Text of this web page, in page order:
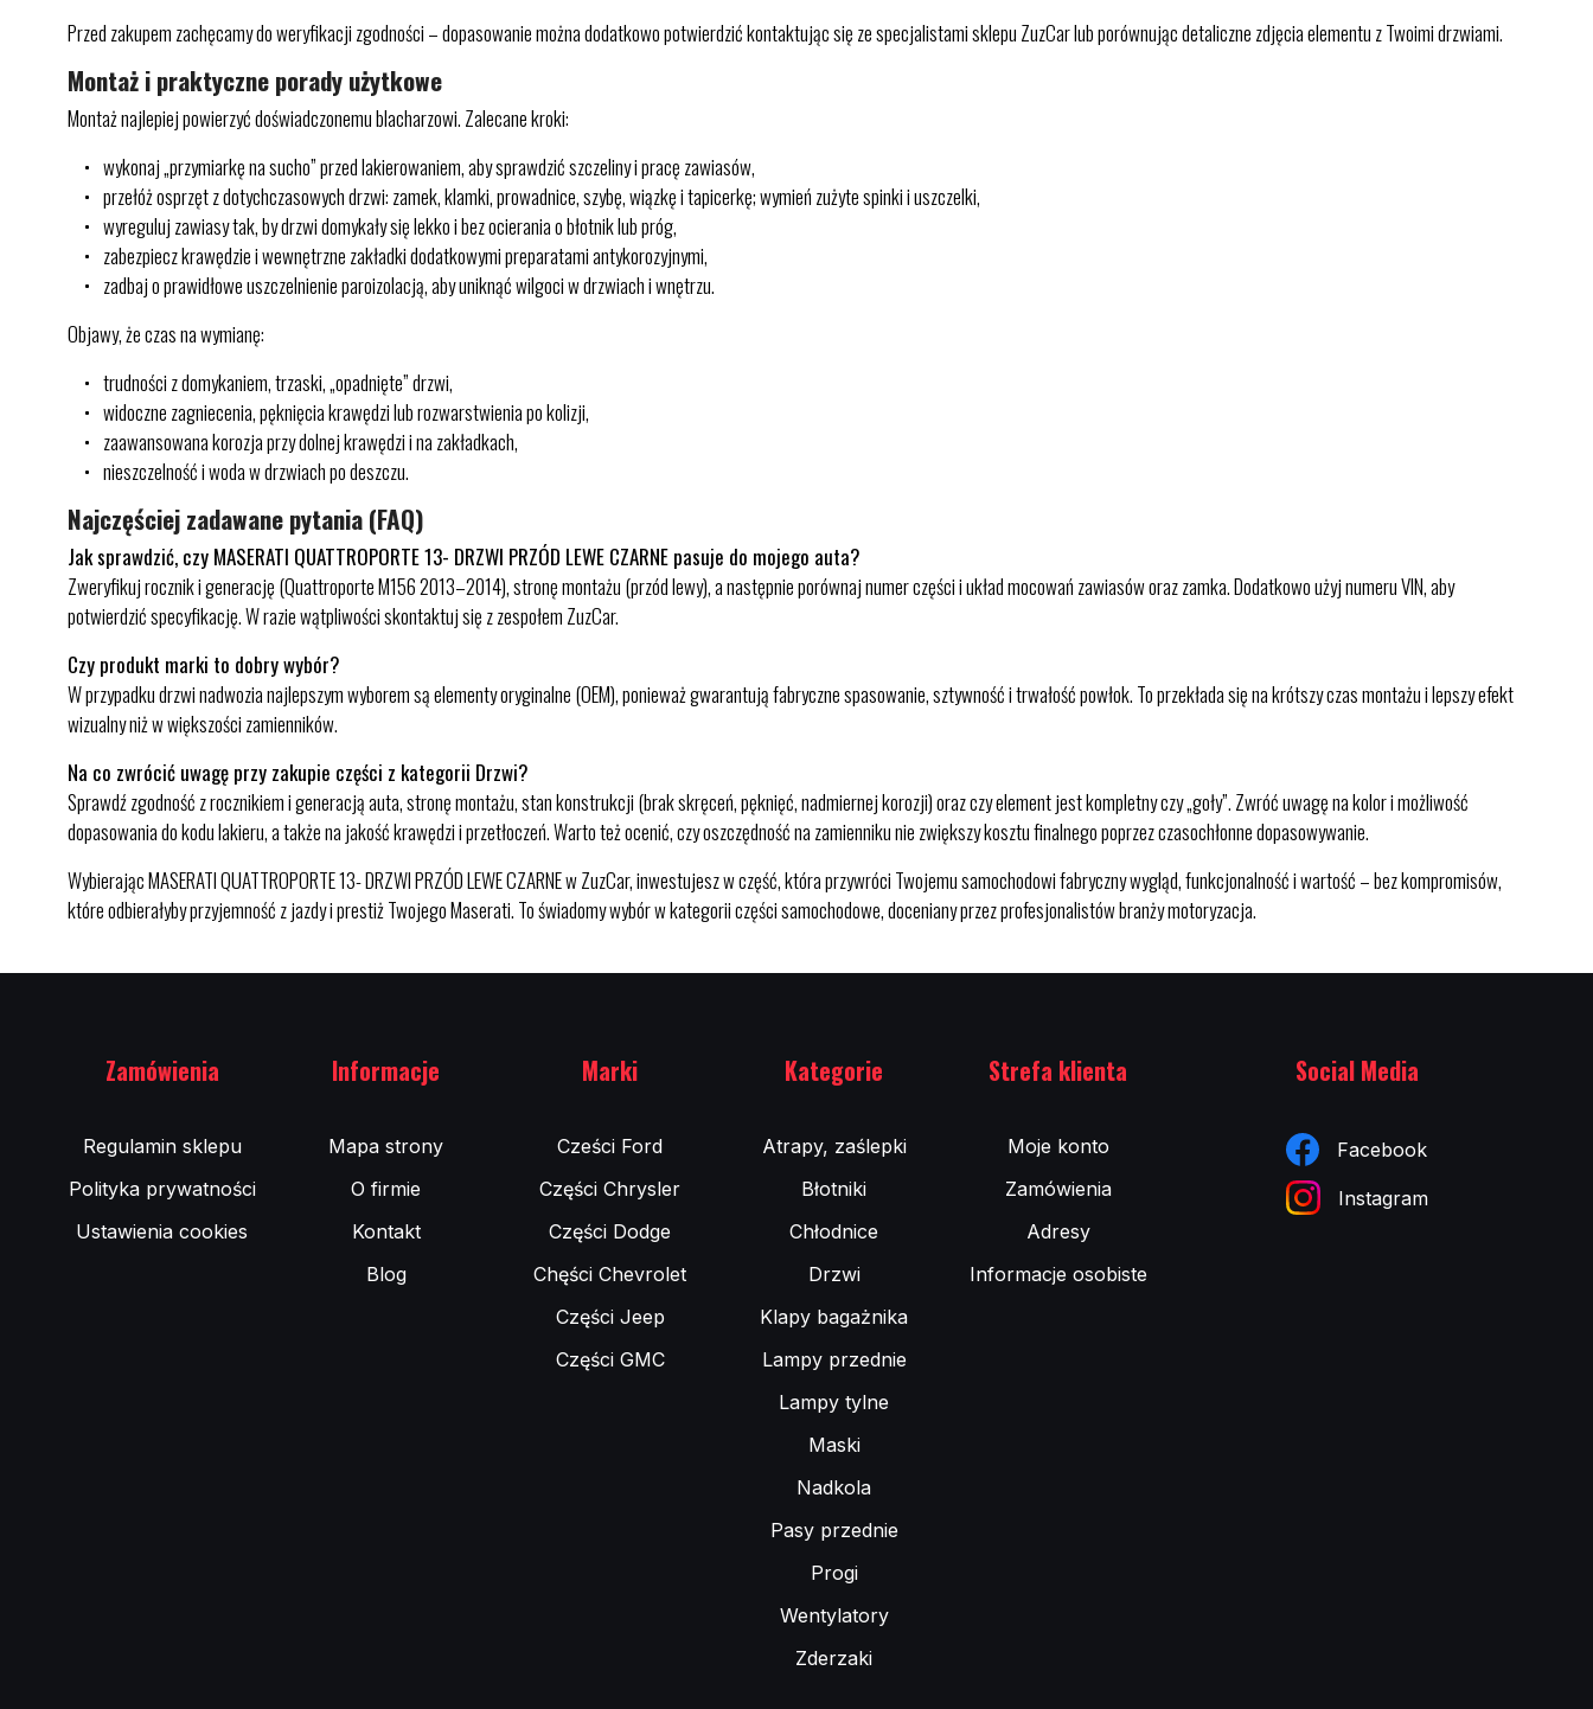
Przed zakupem zachęcamy do weryfikacji zgodności – dopasowanie można dodatkowo potwierdzić kontaktując się ze specjalistami sklepu ZuzCar lub porównując detaliczne zdjęcia elementu z Twoimi drzwiami.
Montaż i praktyczne porady użytkowe
Montaż najlepiej powierzyć doświadczonemu blacharzowi. Zalecane kroki:
wykonaj „przymiarkę na sucho” przed lakierowaniem, aby sprawdzić szczeliny i pracę zawiasów,
przełóż osprzęt z dotychczasowych drzwi: zamek, klamki, prowadnice, szybę, wiązkę i tapicerkę; wymień zużyte spinki i uszczelki,
wyreguluj zawiasy tak, by drzwi domykały się lekko i bez ocierania o błotnik lub próg,
zabezpiecz krawędzie i wewnętrzne zakładki dodatkowymi preparatami antykorozyjnymi,
zadbaj o prawidłowe uszczelnienie paroizolacją, aby uniknąć wilgoci w drzwiach i wnętrzu.
Objawy, że czas na wymianę:
trudności z domykaniem, trzaski, „opadnięte” drzwi,
widoczne zagniecenia, pęknięcia krawędzi lub rozwarstwienia po kolizji,
zaawansowana korozja przy dolnej krawędzi i na zakładkach,
nieszczelność i woda w drzwiach po deszczu.
Najczęściej zadawane pytania (FAQ)
Jak sprawdzić, czy MASERATI QUATTROPORTE 13- DRZWI PRZÓD LEWE CZARNE pasuje do mojego auta?
Zweryfikuj rocznik i generację (Quattroporte M156 2013–2014), stronę montażu (przód lewy), a następnie porównaj numer części i układ mocowań zawiasów oraz zamka. Dodatkowo użyj numeru VIN, aby
potwierdzić specyfikację. W razie wątpliwości skontaktuj się z zespołem ZuzCar.
Czy produkt marki to dobry wybór?
W przypadku drzwi nadwozia najlepszym wyborem są elementy oryginalne (OEM), ponieważ gwarantują fabryczne spasowanie, sztywność i trwałość powłok. To przekłada się na krótszy czas montażu i lepszy efekt
wizualny niż w większości zamienników.
Na co zwrócić uwagę przy zakupie części z kategorii Drzwi?
Sprawdź zgodność z rocznikiem i generacją auta, stronę montażu, stan konstrukcji (brak skręceń, pęknięć, nadmiernej korozji) oraz czy element jest kompletny czy „goły”. Zwróć uwagę na kolor i możliwość
dopasowania do kodu lakieru, a także na jakość krawędzi i przetłoczeń. Warto też ocenić, czy oszczędność na zamienniku nie zwiększy kosztu finalnego poprzez czasochłonne dopasowywanie.
Wybierając MASERATI QUATTROPORTE 13- DRZWI PRZÓD LEWE CZARNE w ZuzCar, inwestujesz w część, która przywróci Twojemu samochodowi fabryczny wygląd, funkcjonalność i wartość – bez kompromisów,
które odbierałyby przyjemność z jazdy i prestiż Twojego Maserati. To świadomy wybór w kategorii części samochodowe, doceniany przez profesjonalistów branży motoryzacja.
Zamówienia
Regulamin sklepu
Polityka prywatności
Ustawienia cookies
Informacje
Mapa strony
O firmie
Kontakt
Blog
Marki
Cześci Ford
Części Chrysler
Części Dodge
Chęści Chevrolet
Części Jeep
Części GMC
Kategorie
Atrapy, zaślepki
Błotniki
Chłodnice
Drzwi
Klapy bagażnika
Lampy przednie
Lampy tylne
Maski
Nadkola
Pasy przednie
Progi
Wentylatory
Zderzaki
Strefa klienta
Moje konto
Zamówienia
Adresy
Informacje osobiste
Social Media
Facebook
Instagram